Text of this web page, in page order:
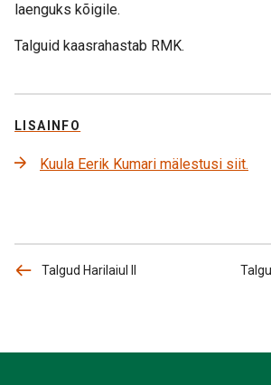
laenguks kõigile.
Talguid kaasrahastab RMK.
LISAINFO
Kuula Eerik Kumari mälestusi siit.
Talgud Harilaiul II